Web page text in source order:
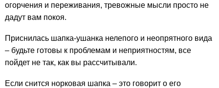
огорчения и переживания, тревожные мысли просто не
дадут вам покоя.
Приснилась шапка-ушанка нелепого и неопрятного вида
– будьте готовы к проблемам и неприятностям, все
пойдет не так, как вы рассчитывали.
Если снится норковая шапка – это говорит о его